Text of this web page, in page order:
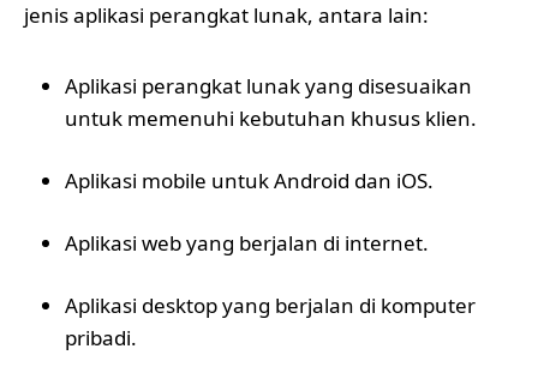
jenis aplikasi perangkat lunak, antara lain:
Aplikasi perangkat lunak yang disesuaikan
untuk memenuhi kebutuhan khusus klien.
Aplikasi mobile untuk Android dan iOS.
Aplikasi web yang berjalan di internet.
Aplikasi desktop yang berjalan di komputer
pribadi.